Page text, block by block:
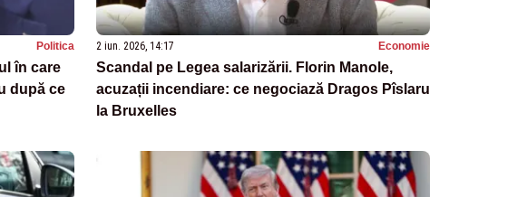
Politica
în care
după ce
2 iun. 2026, 14:17 Economie
Scandal pe Legea salarizării. Florin Manole,
acuzații incendiare: ce negociază Dragos Pîslaru
la Bruxelles